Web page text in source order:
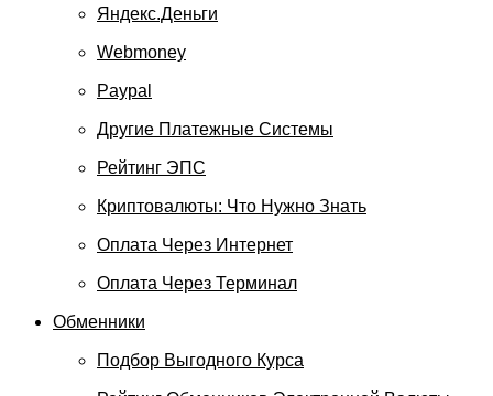
Яндекс.Деньги
Webmoney
Paypal
Другие Платежные Системы
Рейтинг ЭПС
Криптовалюты: Что Нужно Знать
Оплата Через Интернет
Оплата Через Терминал
Обменники
Подбор Выгодного Курса